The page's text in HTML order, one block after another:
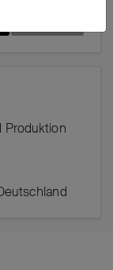
Produktion